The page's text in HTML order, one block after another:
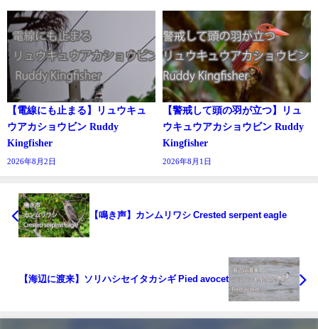
【電線にも止まる】リュウキュ
ウアカショウビン Ruddy
Kingfisher
2026年8月2日
【警戒して頭の羽が立つ】リュ
ウキュウアカショウビン Ruddy
Kingfisher
2026年8月1日
【鳴き声】カンムリワシ Crested serpent eagle
【海辺に渡来】ソリハシセイタカシギ Pied avocet